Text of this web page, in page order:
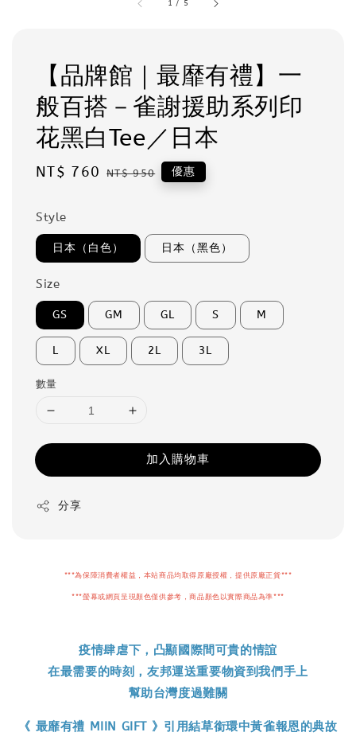
1 / 5
【品牌館｜最靡有禮】一
般百搭－雀謝援助系列印
花黑白Tee／日本
Sale
NT$ 760 Regular
NT$ 950 優惠
Style
日本（白色） 日本（黑色）
Size
GS GM GL S M
L XL 2L 3L
數量
加入購物車
分享
***為保障消費者權益，本站商品均取得原廠授權，提供原廠正貨***
***螢幕或網頁呈現顏色僅供參考，商品顏色以實際商品為準***
疫情肆虐下，凸顯國際間可貴的情誼
在最需要的時刻，友邦運送重要物資到我們手上
幫助台灣度過難關
《 最靡有禮 MIIN GIFT 》引用結草銜環中黃雀報恩的典故